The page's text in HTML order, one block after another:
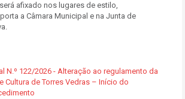
afixado nos lugares de estilo,
a Câmara Municipal e na Junta de
N.º 122/2026 - Alteração ao regulamento da
Cultura de Torres Vedras – Início do